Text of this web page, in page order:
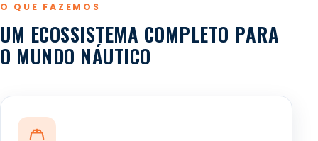
O QUE FAZEMOS
UM ECOSSISTEMA COMPLETO PARA
O MUNDO NÁUTICO